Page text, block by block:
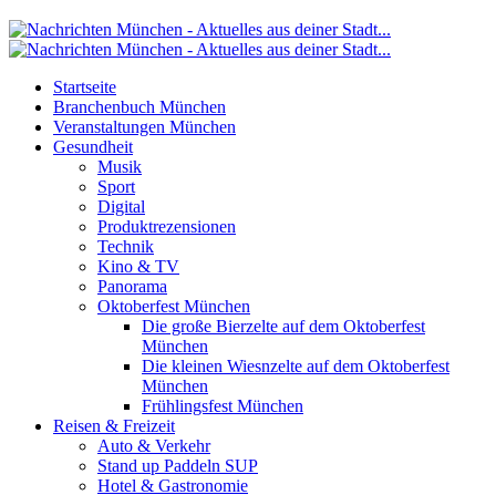
Startseite
Branchenbuch München
Veranstaltungen München
Gesundheit
Musik
Sport
Digital
Produktrezensionen
Technik
Kino & TV
Panorama
Oktoberfest München
Die große Bierzelte auf dem Oktoberfest
München
Die kleinen Wiesnzelte auf dem Oktoberfest
München
Frühlingsfest München
Reisen & Freizeit
Auto & Verkehr
Stand up Paddeln SUP
Hotel & Gastronomie